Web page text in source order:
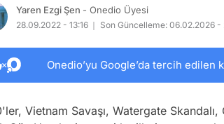
Yaren Ezgi Şen - Onedio Üyesi
28.09.2022 - 13:16 Son Güncelleme: 06.02.2026 -
Onedio’yu Google’da tercih edilen
Vietnam Savaşı, Watergate